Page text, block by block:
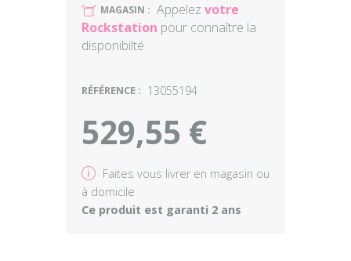
U MAGASIN : Appelez votre
Rockstation pour connaître la
disponibilté
RÉFÉRENCE : 13055194
529,55 €
v Faites vous livrer en magasin ou
à domicile
Ce produit est garanti 2 ans